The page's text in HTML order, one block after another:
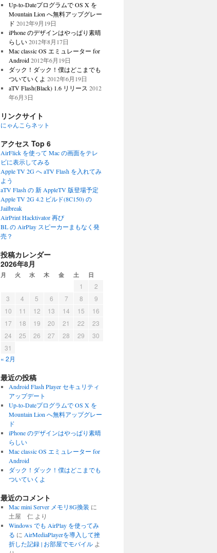
Up-to-Dateプログラムで OS X を
Mountain Lion へ無料アップグレー
ド 2012年9月19日
iPhone のデザインはやっぱり素晴
らしい 2012年8月17日
Mac classic OS エミュレーター for
Android 2012年6月19日
ダック！ダック！僕はどこまでも
ついていくよ 2012年6月19日
aTV Flash(Black) 1.6 リリース 2012
年6月3日
リンクサイト
にゃんこらネット
アクセス Top 6
AirFlick を使って Mac の画面をテレ
ビに表示してみる
Apple TV 2G へ aTV Flash を入れてみ
よう
aTV Flash の 新 AppleTV 版登場予定
Apple TV 2G 4.2 ビルド(8C150) の
Jailbreak
AirPrint Hacktivator 再び
BL の AirPlay スピーカーまもなく発
売？
投稿カレンダー
2026年8月
月 火 水 木 金 土 日
1
2
3
4 5 6 7 8
9
10
11 12 13 14 15
16
17
18 19 20 21 22
23
24
25 26 27 28 29
30
31
« 2月
最近の投稿
Android Flash Player セキュリティ
アップデート
Up-to-Dateプログラムで OS X を
Mountain Lion へ無料アップグレー
ド
iPhone のデザインはやっぱり素晴
らしい
Mac classic OS エミュレーター for
Android
ダック！ダック！僕はどこまでも
ついていくよ
最近のコメント
Mac mini Server メモリ8G換装 に
土屋 仁 より
Windows でも AirPlay を使ってみ
る に AirMediaPlayerを導入して挫
折した記録 | お部屋でモバイルよ